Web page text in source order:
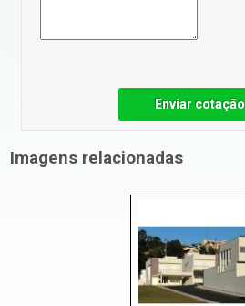
Enviar cotação
Imagens relacionadas